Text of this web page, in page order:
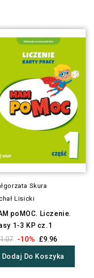
Skura
Lisicki
poMOC. Liczenie.
1-3 KP cz.1
-10% £9.96
Dodaj Do Koszyka